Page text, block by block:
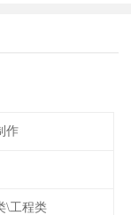
作
\工程类